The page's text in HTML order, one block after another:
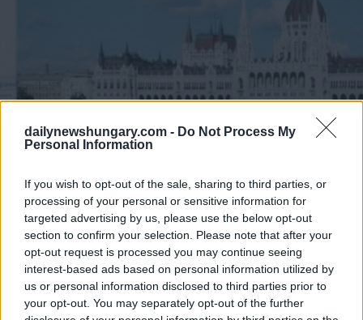
dailynewshungary.com - Do Not Process My
Personal Information
If you wish to opt-out of the sale, sharing to third parties, or
processing of your personal or sensitive information for
targeted advertising by us, please use the below opt-out
section to confirm your selection. Please note that after your
opt-out request is processed you may continue seeing
interest-based ads based on personal information utilized by
us or personal information disclosed to third parties prior to
your opt-out. You may separately opt-out of the further
Foto: USANetwork
Von Budapest wird auch in gesprochenDie Urknalltheorie
eine der erfolgreichsten Comedy-Serien.
Eine der Hauptfiguren, Sheldon Cooper, erzählt in seiner
Sendung Fun with Flags, wie Buda und Pest sich vereinen
und somit Budapest entsteht “Und deshalb ist Budapest die